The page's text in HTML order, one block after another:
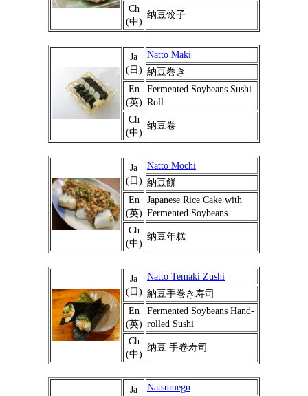
Ch
(中)
纳豆饺子
Ja
(日)
Natto Maki
納豆巻き
En
(英)
Fermented Soybeans Sushi
Roll
Ch
(中)
纳豆卷
Ja
(日)
Natto Mochi
納豆餅
En
(英)
Japanese Rice Cake with
Fermented Soybeans
Ch
(中)
纳豆年糕
Ja
(日)
Natto Temaki Zushi
納豆手巻き寿司
En
(英)
Fermented Soybeans Hand-
rolled Sushi
Ch
(中)
纳豆 手卷寿司
Ja
Natsumegu